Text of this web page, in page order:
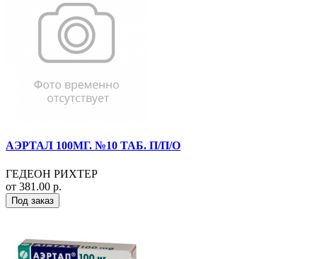
АЭРТАЛ 100МГ. №10 ТАБ. П/П/О
ГЕДЕОН РИХТЕР
от 381.00 р.
Под заказ